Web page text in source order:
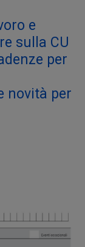
e
sulla CU
per
novità per